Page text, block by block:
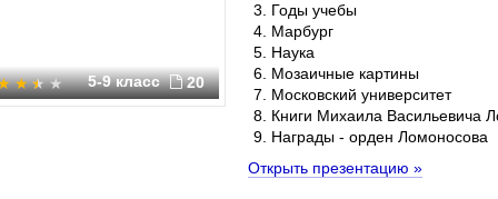
5-9 класс 20
Годы учебы
Марбург
Наука
Мозаичные картины
Московский университет
Книги Михаила Васильевича
Награды - орден Ломоносова
Открыть презентацию »